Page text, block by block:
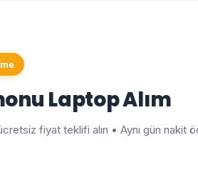
Laptop Alım
fiyat teklifi alın • Aynı gün nakit